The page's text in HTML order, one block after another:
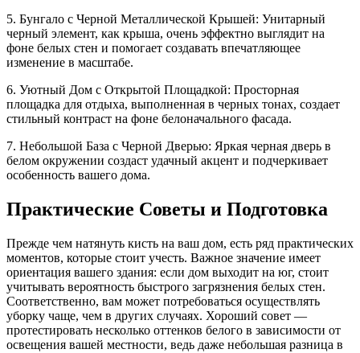
5. Бунгало с Черной Металлической Крышей: Унитарный
черный элемент, как крыша, очень эффектно выглядит на
фоне белых стен и помогает создавать впечатляющее
изменение в масштабе.
6. Уютный Дом с Открытой Площадкой: Просторная
площадка для отдыха, выполненная в черных тонах, создает
стильный контраст на фоне белоначального фасада.
7. Небольшой База с Черной Дверью: Яркая черная дверь в
белом окружении создаст удачный акцент и подчеркивает
особенность вашего дома.
Практические Советы и Подготовка
Прежде чем натянуть кисть на ваш дом, есть ряд практических
моментов, которые стоит учесть. Важное значение имеет
ориентация вашего здания: если дом выходит на юг, стоит
учитывать вероятность быстрого загрязнения белых стен.
Соответственно, вам может потребоваться осуществлять
уборку чаще, чем в других случаях. Хороший совет —
протестировать несколько оттенков белого в зависимости от
освещения вашей местности, ведь даже небольшая разница в